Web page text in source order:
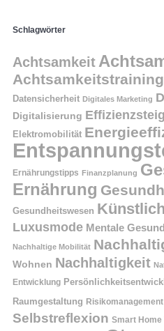
Schlagwörter
Achtsamkeit
Achtsamkeitstraining
Datensicherheit Digitales Marketing
Digitalisierung
Elektromobilität
Ernährungstipps Finanzplanung
Ernährung
Gesundheitswesen
Luxusmode Mentale
Nachhaltige Mobilität
Wohnen Nachhaltigkeit
Entwicklung
Raumgestaltung Risikomanagement
Selbstreflexion Smart Home